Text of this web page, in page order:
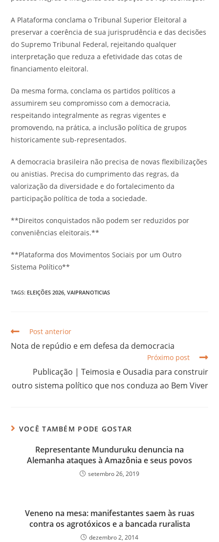
A Plataforma conclama o Tribunal Superior Eleitoral a
preservar a coerência de sua jurisprudência e das decisões
do Supremo Tribunal Federal, rejeitando qualquer
interpretação que reduza a efetividade das cotas de
financiamento eleitoral.
Da mesma forma, conclama os partidos políticos a
assumirem seu compromisso com a democracia,
respeitando integralmente as regras vigentes e
promovendo, na prática, a inclusão política de grupos
historicamente sub-representados.
A democracia brasileira não precisa de novas flexibilizações
ou anistias. Precisa do cumprimento das regras, da
valorização da diversidade e do fortalecimento da
participação política de toda a sociedade.
**Direitos conquistados não podem ser reduzidos por
conveniências eleitorais.**
**Plataforma dos Movimentos Sociais por um Outro
Sistema Político**
TAGS: ELEIÇÕES 2026 VAIPRANOTICIAS
Post anterior
Nota de repúdio e em defesa da democracia
Próximo post
Publicação | Teimosia e Ousadia para construir
outro sistema político que nos conduza ao Bem Viver
VOCÊ TAMBÉM PODE GOSTAR
Representante Munduruku denuncia na
Alemanha ataques à Amazônia e seus povos
setembro 26, 2019
Veneno na mesa: manifestantes saem às ruas
contra os agrotóxicos e a bancada ruralista
dezembro 2, 2014